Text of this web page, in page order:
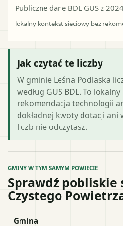
Publiczne dane BDL GUS z 2024
lokalny kontekst sieciowy bez
Jak czytać te liczby
W gminie Leśna Podlaska
według GUS BDL. To
rekomendacja technologii
dokładnej kwoty dotacji ani
liczb nie odczytasz.
GMINY W TYM SAMYM POWIECIE
Sprawdź pobliskie
Czystego
Gmina